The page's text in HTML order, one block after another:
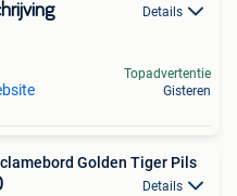
Details
Topadvertentie
Gisteren
Golden Tiger Pils
Details